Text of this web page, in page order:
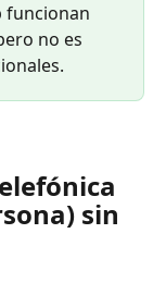
funcionan
no es
sin